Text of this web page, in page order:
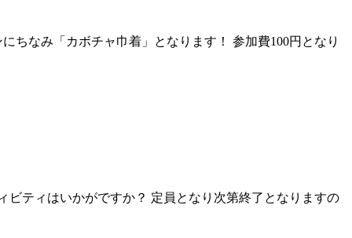
ちなみ「カボチャ巾着」となります！ 参加費100円となり
ビティはいかがですか？ 定員となり次第終了となりますの